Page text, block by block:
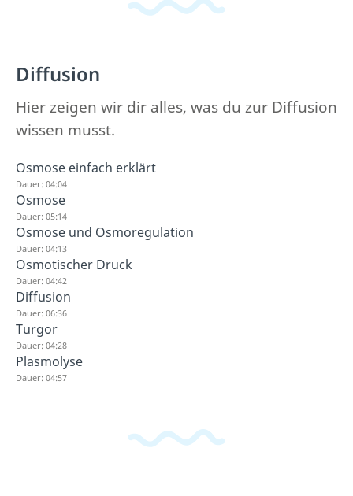
Diffusion
Hier zeigen wir dir alles, was du zur Diffusion
wissen musst.
Osmose einfach erklärt
Dauer: 04:04
Osmose
Dauer: 05:14
Osmose und Osmoregulation
Dauer: 04:13
Osmotischer Druck
Dauer: 04:42
Diffusion
Dauer: 06:36
Turgor
Dauer: 04:28
Plasmolyse
Dauer: 04:57